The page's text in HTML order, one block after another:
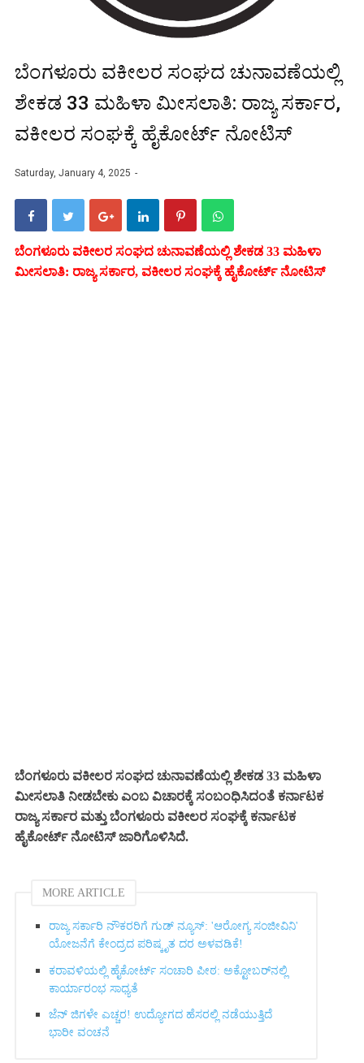
ಬೆಂಗಳೂರು ವಕೀಲರ ಸಂಘದ ಚುನಾವಣೆಯಲ್ಲಿ
ಶೇಕಡ 33 ಮಹಿಳಾ ಮೀಸಲಾತಿ: ರಾಜ್ಯ ಸರ್ಕಾರ,
ವಕೀಲರ ಸಂಘಕ್ಕೆ ಹೈಕೋರ್ಟ್ ನೋಟಿಸ್
Saturday, January 4, 2025
ಬೆಂಗಳೂರು ವಕೀಲರ ಸಂಘದ ಚುನಾವಣೆಯಲ್ಲಿ ಶೇಕಡ 33 ಮಹಿಳಾ
ಮೀಸಲಾತಿ: ರಾಜ್ಯ ಸರ್ಕಾರ, ವಕೀಲರ ಸಂಘಕ್ಕೆ ಹೈಕೋರ್ಟ್ ನೋಟಿಸ್
ಬೆಂಗಳೂರು ವಕೀಲರ ಸಂಘದ ಚುನಾವಣೆಯಲ್ಲಿ ಶೇಕಡ 33 ಮಹಿಳಾ
ಮೀಸಲಾತಿ ನೀಡಬೇಕು ಎಂಬ ವಿಚಾರಕ್ಕೆ ಸಂಬಂಧಿಸಿದಂತೆ ಕರ್ನಾಟಕ
ರಾಜ್ಯ ಸರ್ಕಾರ ಮತ್ತು ಬೆಂಗಳೂರು ವಕೀಲರ ಸಂಘಕ್ಕೆ ಕರ್ನಾಟಕ
ಹೈಕೋರ್ಟ್ ನೋಟಿಸ್ ಜಾರಿಗೊಳಿಸಿದೆ.
MORE ARTICLE
ರಾಜ್ಯ ಸರ್ಕಾರಿ ನೌಕರರಿಗೆ ಗುಡ್ ನ್ಯೂಸ್: 'ಆರೋಗ್ಯ ಸಂಜೀವಿನಿ'
ಯೋಜನೆಗೆ ಕೇಂದ್ರದ ಪರಿಷ್ಕೃತ ದರ ಅಳವಡಿಕೆ!
ಕರಾವಳಿಯಲ್ಲಿ ಹೈಕೋರ್ಟ್ ಸಂಚಾರಿ ಪೀಠ: ಅಕ್ಟೋಬರ್‌ನಲ್ಲಿ
ಕಾರ್ಯಾರಂಭ ಸಾಧ್ಯತೆ
ಜೆನ್ ಜಿಗಳೇ ಎಚ್ಚರ! ಉದ್ಯೋಗದ ಹೆಸರಲ್ಲಿ ನಡೆಯುತ್ತಿದೆ
ಭಾರೀ ವಂಚನೆ